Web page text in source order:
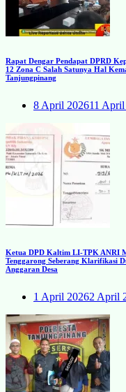
Rapat Dengar Pendapat DPRD
12 Zona C Salah Satunya Hal
Tanjungpinang
8 April 202611
Ketua DPD Kaltim LI-TPK ANRI
Tenggarong Seberang Klarifikasi
Anggaran Desa
1 April 20262 April